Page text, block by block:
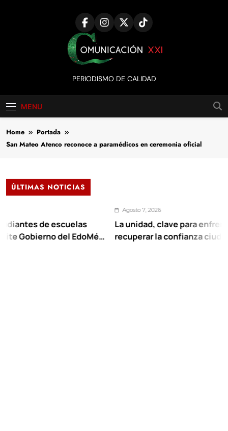
Comunicación
XXI
PERIODISMO DE CALIDAD
MENU
Home
Portada
San Mateo Atenco reconoce a paramédicos en ceremonia oficial
ÚLTIMAS NOTICIAS
de escuelas
del EdoMéx
Agosto 7, 2026
La unidad, clave para enfrentar los
recuperar la confianza ciudadana: